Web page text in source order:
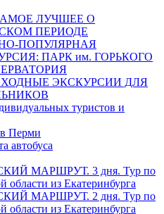
ЛУЧШЕЕ О
ПЕРИОДЕ
ПОПУЛЯРНАЯ
ПАРК им. ГОРЬКОГО
ЭКСКУРСИИ ДЛЯ
туристов и
в Перми
автобуса
МАРШРУТ. 3 дня. Тур по
области из Екатеринбурга
МАРШРУТ. 2 дня. Тур по
области из Екатеринбурга